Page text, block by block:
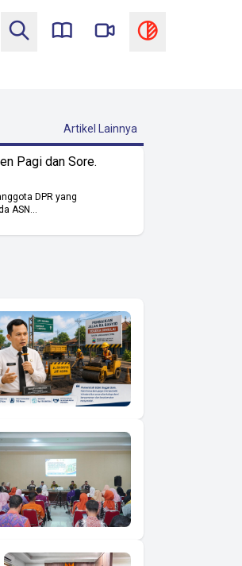
Artikel Lainnya
Pagi dan Sore.
DPR yang
ASN...